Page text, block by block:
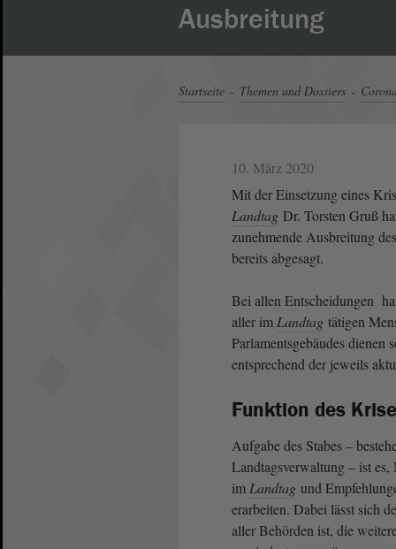
Ausbreitung
Startseite Themen und Dossiers
10. März 2020
Mit der Einsetzung eines
Landtag Dr. Torsten Gruß
zunehmende Ausbreitung
bereits abgesagt.
Bei allen Entscheidungen
aller im Landtag tätigen
Parlamentsgebäudes
entsprechend der jeweils
Funktion des
Aufgabe des Stabes –
Landtagsverwaltung – ist
im Landtag und
erarbeiten. Dabei lässt sich
aller Behörden ist, die